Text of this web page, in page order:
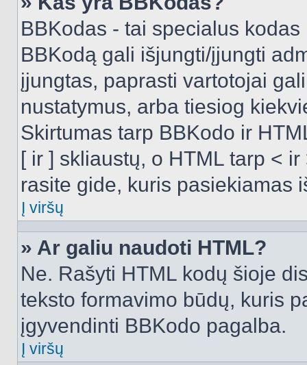
BBKodas - tai specialus
BBKodą gali išjungti/įjungti
įjungtas, paprasti vartotojai
nustatymus, arba tiesiog
Skirtumas tarp BBKodo ir
[ ir ] skliaustų, o HTML tarp <
rasite gide, kuris pasiekiamas
Į viršų
» Ar galiu naudoti HTML?
Ne. Rašyti HTML kodų šioje
teksto formavimo būdų, kuris
įgyvendinti BBKodo pagalba.
Į viršų